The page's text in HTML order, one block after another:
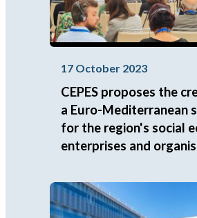
17 October 2023
CEPES proposes the
a Euro-Mediterranean
for the region's social
enterprises and